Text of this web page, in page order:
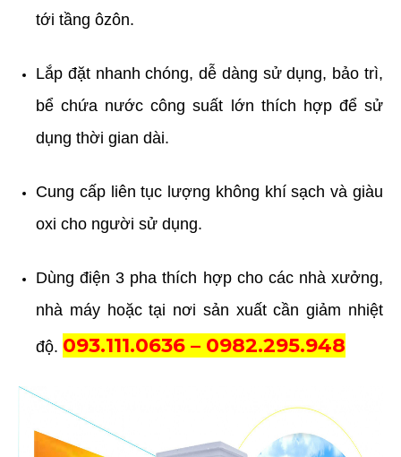
tới tầng ôzôn.
Lắp đặt nhanh chóng, dễ dàng sử dụng, bảo trì,
bể chứa nước công suất lớn thích hợp để sử
dụng thời gian dài.
Cung cấp liên tục lượng không khí sạch và giàu
oxi cho người sử dụng.
Dùng điện 3 pha thích hợp cho các nhà xưởng,
nhà máy hoặc tại nơi sản xuất cần giảm nhiệt
độ. 093.111.0636 – 0982.295.948